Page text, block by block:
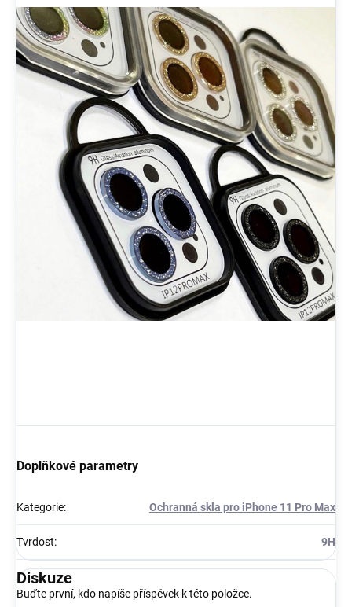
Doplňkové parametry
Kategorie: Ochranná skla pro iPhone 11 Pro Max
Tvrdost: 9H
Diskuze
Buďte první, kdo napíše příspěvek k této položce.